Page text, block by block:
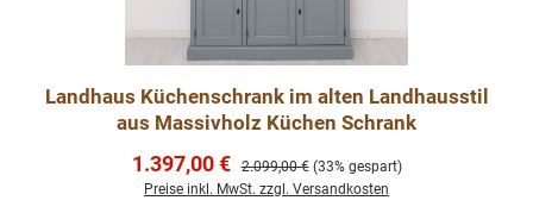
Landhaus Küchenschrank im alten Landhausstil
aus Massivholz Küchen Schrank
Verkaufspreis:
1.397,00 € Regulärer Preis:
2.099,00 € (33% gespart)
Preise inkl. MwSt. zzgl. Versandkosten